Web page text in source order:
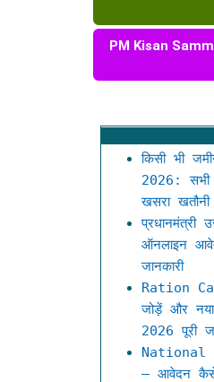
PM Kisan
किसी भी
2026:
खसरा
प्रधानमंत्री
ऑनलाइन
जानकारी
Ration
जोड़ें और
2026 पूरी
National
– आवेदन कैसे